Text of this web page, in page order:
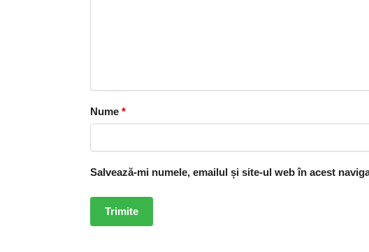
Nume *
Salvează-mi numele, emailul și site-ul web în acest